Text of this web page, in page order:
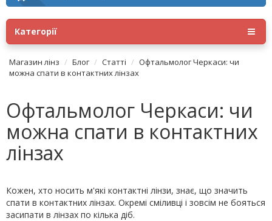
Категорії
Магазин лінз Блог Статті
Офтальмолог Черкаси: чи
можна спати в контактних лінзах
Офтальмолог Черкаси: чи
можна спати в контактних
лінзах
Кожен, хто носить м'які контактні лінзи, знає, що значить
спати в контактних лінзах. Окремі сміливці і зовсім не бояться
засипати в лінзах по кілька діб.